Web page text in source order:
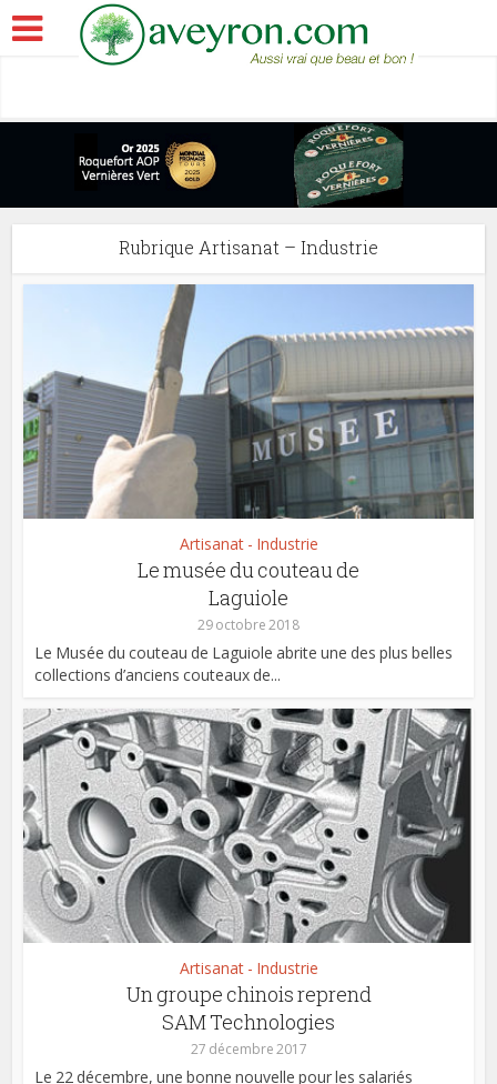
Rubrique Artisanat – Industrie
Artisanat - Industrie
Le musée du couteau de
Laguiole
29 octobre 2018
Le Musée du couteau de Laguiole abrite une des plus belles
collections d’anciens couteaux de...
Artisanat - Industrie
Un groupe chinois reprend
SAM Technologies
27 décembre 2017
Le 22 décembre, une bonne nouvelle pour les salariés